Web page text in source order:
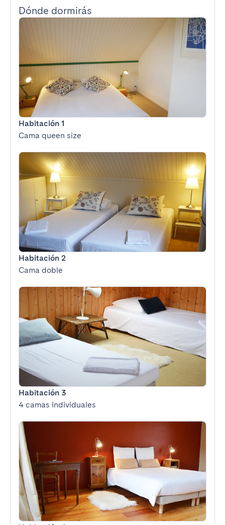
Dónde dormirás
Habitación 1
Cama queen size
Habitación 2
Cama doble
Habitación 3
4 camas individuales